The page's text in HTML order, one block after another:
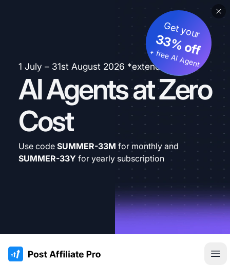
1 July – 31st August 2026 *extended
AI Agents at Zero
Cost
Get your
33% off
+ free AI Agent
Use code SUMMER-33M for monthly and
SUMMER-33Y for yearly subscription
:site.title